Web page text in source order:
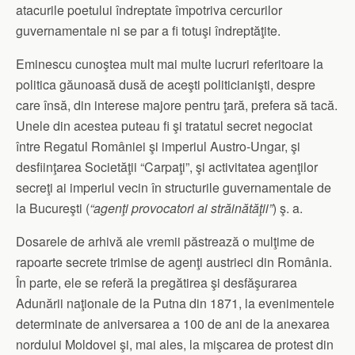
atacurile poetului îndreptate împotriva cercurilor
guvernamentale ni se par a fi totuşi îndreptăţite.
Eminescu cunoştea mult mai multe lucruri referitoare la
politica găunoasă dusă de aceşti politicianişti, despre
care însă, din interese majore pentru ţară, prefera să tacă.
Unele din acestea puteau fi şi tratatul secret negociat
între Regatul României şi imperiul Austro-Ungar, şi
desfiinţarea Societăţii “Carpaţi”, şi activitatea agenţilor
secreţi ai imperiul vecin în structurile guvernamentale de
la Bucureşti (“agenţi provocatori ai străinătăţii”) ş. a.
Dosarele de arhivă ale vremii păstrează o mulţime de
rapoarte secrete trimise de agenţi austrieci din România.
În parte, ele se referă la pregătirea şi desfăşurarea
Adunării naţionale de la Putna din 1871, la evenimentele
determinate de aniversarea a 100 de ani de la anexarea
nordului Moldovei şi, mai ales, la mişcarea de protest din